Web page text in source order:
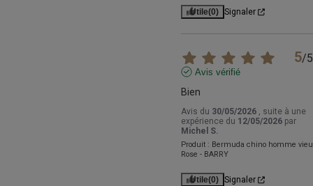
Utile(0) Signaler
5/5
Avis vérifié
Bien
Avis du 30/05/2026 , suite à une
expérience du 12/05/2026 par
Michel S.
Produit : Bermuda chino homme
Rose - BARRY
Utile(0) Signaler